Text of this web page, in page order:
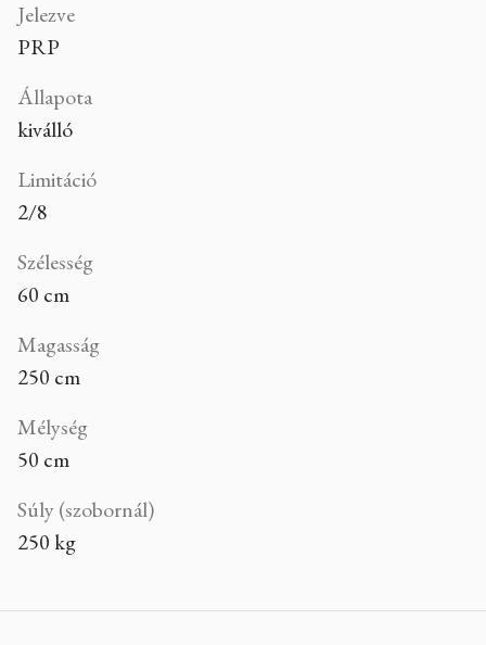
Jelezve
PRP
Állapota
kiválló
Limitáció
2/8
Szélesség
60 cm
Magasság
250 cm
Mélység
50 cm
Súly (szobornál)
250 kg